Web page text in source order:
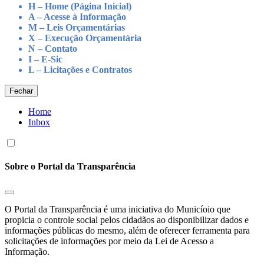
H – Home (Página Inicial)
A – Acesse à Informação
M – Leis Orçamentárias
X – Execução Orçamentária
N – Contato
I – E-Sic
L – Licitações e Contratos
Fechar
Home
Inbox
Sobre o Portal da Transparência
O Portal da Transparência é uma iniciativa do Municíoio que
propicia o controle social pelos cidadãos ao disponibilizar dados e
informações públicas do mesmo, além de oferecer ferramenta para
solicitações de informações por meio da Lei de Acesso a
Informação.